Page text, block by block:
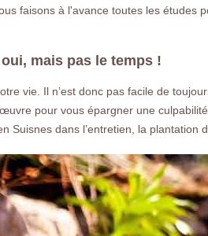
faisons à l'avance toutes les études
mais pas le temps !
vie. Il n’est donc pas facile de
pour vous épargner une
Suisnes dans l’entretien, la plantation